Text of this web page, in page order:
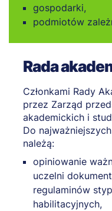
gospodarki,
podmiotów
Rada
Członkami Rady
przez Zarząd
akademickich i
Do
należą:
opiniowanie
uczelni
regulaminów
habilitacyjnych,